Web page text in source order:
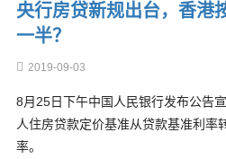
央行房贷新规出台，香港
一半？
2019-09-03
8月25日下午中国人民银行发布公告
人住房贷款定价基准从贷款基准利率
率。